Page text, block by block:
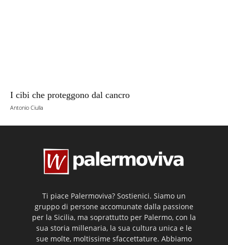
I cibi che proteggono dal cancro
Antonio Ciulla
Ti piace Palermoviva? Sostienici. Siamo un
gruppo di persone accomunate dalla passione
per la Sicilia, ma soprattutto per Palermo, con la
sua storia millenaria, la sua cultura unica e le
sue molte, moltissime sfaccettature. Abbiamo